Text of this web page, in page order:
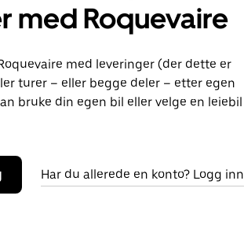
med Roquevaire
med leveringer (der dette er
turer – eller begge deler – etter egen
bruke din egen bil eller velge en leiebil
Har du allerede en konto? Logg inn